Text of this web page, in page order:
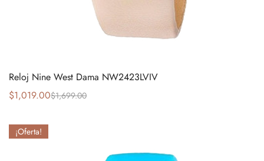
Reloj Nine West Dama NW2423LVIV
$1,699.00
$1,019.00
¡Oferta!